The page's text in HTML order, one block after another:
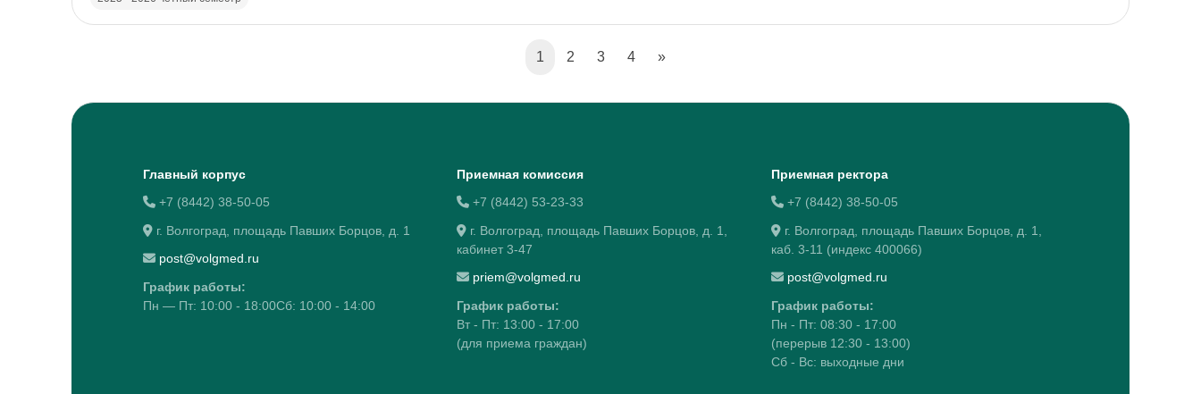
1
(current)
2 3 4 »
Следующая страница
Блоки
Главный корпус
+7 (8442) 38-50-05
г. Волгоград, площадь Павших Борцов, д. 1
post@volgmed.ru
График работы:
Пн — Пт: 10:00 - 18:00Сб: 10:00 - 14:00
Приемная комиссия
+7 (8442) 53-23-33
г. Волгоград, площадь Павших Борцов, д. 1,
кабинет 3-47
priem@volgmed.ru
График работы:
Вт - Пт: 13:00 - 17:00
(для приема граждан)
Приемная ректора
+7 (8442) 38-50-05
г. Волгоград, площадь Павших Борцов, д. 1,
каб. 3-11 (индекс 400066)
post@volgmed.ru
График работы:
Пн - Пт: 08:30 - 17:00
(перерыв 12:30 - 13:00)
Сб - Вс: выходные дни